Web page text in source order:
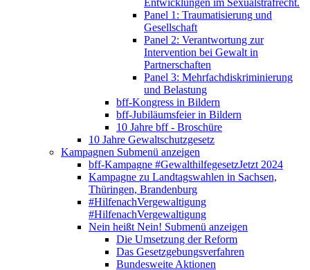
Entwicklungen im Sexualstrafrecht.
Panel 1: Traumatisierung und
Gesellschaft
Panel 2: Verantwortung zur
Intervention bei Gewalt in
Partnerschaften
Panel 3: Mehrfachdiskriminierung
und Belastung
bff-Kongress in Bildern
bff-Jubiläumsfeier in Bildern
10 Jahre bff - Broschüre
10 Jahre Gewaltschutzgesetz
Kampagnen Submenü anzeigen
bff-Kampagne #GewalthilfegesetzJetzt 2024
Kampagne zu Landtagswahlen in Sachsen,
Thüringen, Brandenburg
#HilfenachVergewaltigung
#HilfenachVergewaltigung
Nein heißt Nein! Submenü anzeigen
Die Umsetzung der Reform
Das Gesetzgebungsverfahren
Bundesweite Aktionen